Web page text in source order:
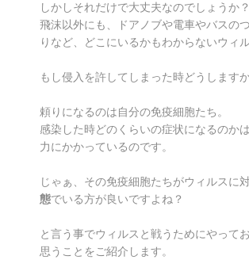
しかしそれだけで大丈夫なのでしょうか？
飛沫以外にも、ドアノブや電車やバスの
りなど、どこにいるかもわからないウィル
もし侵入を許してしまった時どうします
頼りになるのは自分の免疫細胞たち。
感染した時どのくらいの症状になるのか
力にかかっているのです。
じゃぁ、その免疫細胞たちがウィルスに
態でいる方が良いですよね？
と言う事でウィルスと戦うためにやって
思うことをご紹介します。